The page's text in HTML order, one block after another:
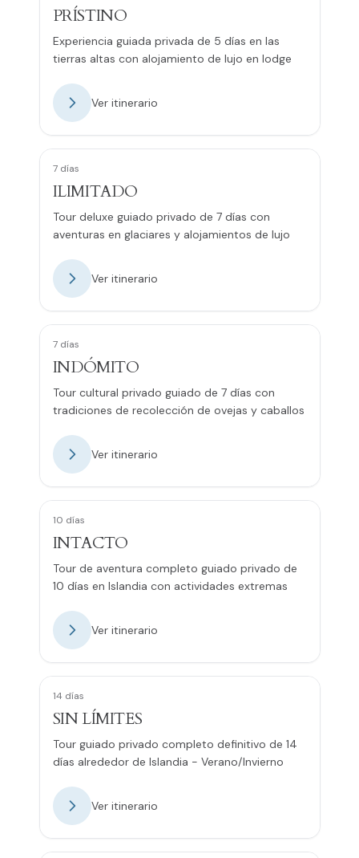
PRÍSTINO
Experiencia guiada privada de 5 días en las
tierras altas con alojamiento de lujo en lodge
Ver itinerario
7 días
ILIMITADO
Tour deluxe guiado privado de 7 días con
aventuras en glaciares y alojamientos de lujo
Ver itinerario
7 días
INDÓMITO
Tour cultural privado guiado de 7 días con
tradiciones de recolección de ovejas y caballos
Ver itinerario
10 días
INTACTO
Tour de aventura completo guiado privado de
10 días en Islandia con actividades extremas
Ver itinerario
14 días
SIN LÍMITES
Tour guiado privado completo definitivo de 14
días alrededor de Islandia - Verano/Invierno
Ver itinerario